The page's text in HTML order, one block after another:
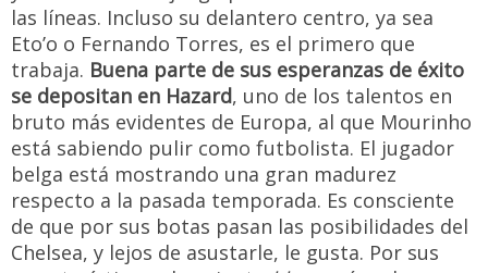
las líneas. Incluso su delantero centro, ya sea
Eto’o o Fernando Torres, es el primero que
trabaja. Buena parte de sus esperanzas de éxito
se depositan en Hazard, uno de los talentos en
bruto más evidentes de Europa, al que Mourinho
está sabiendo pulir como futbolista. El jugador
belga está mostrando una gran madurez
respecto a la pasada temporada. Es consciente
de que por sus botas pasan las posibilidades del
Chelsea, y lejos de asustarle, le gusta. Por sus